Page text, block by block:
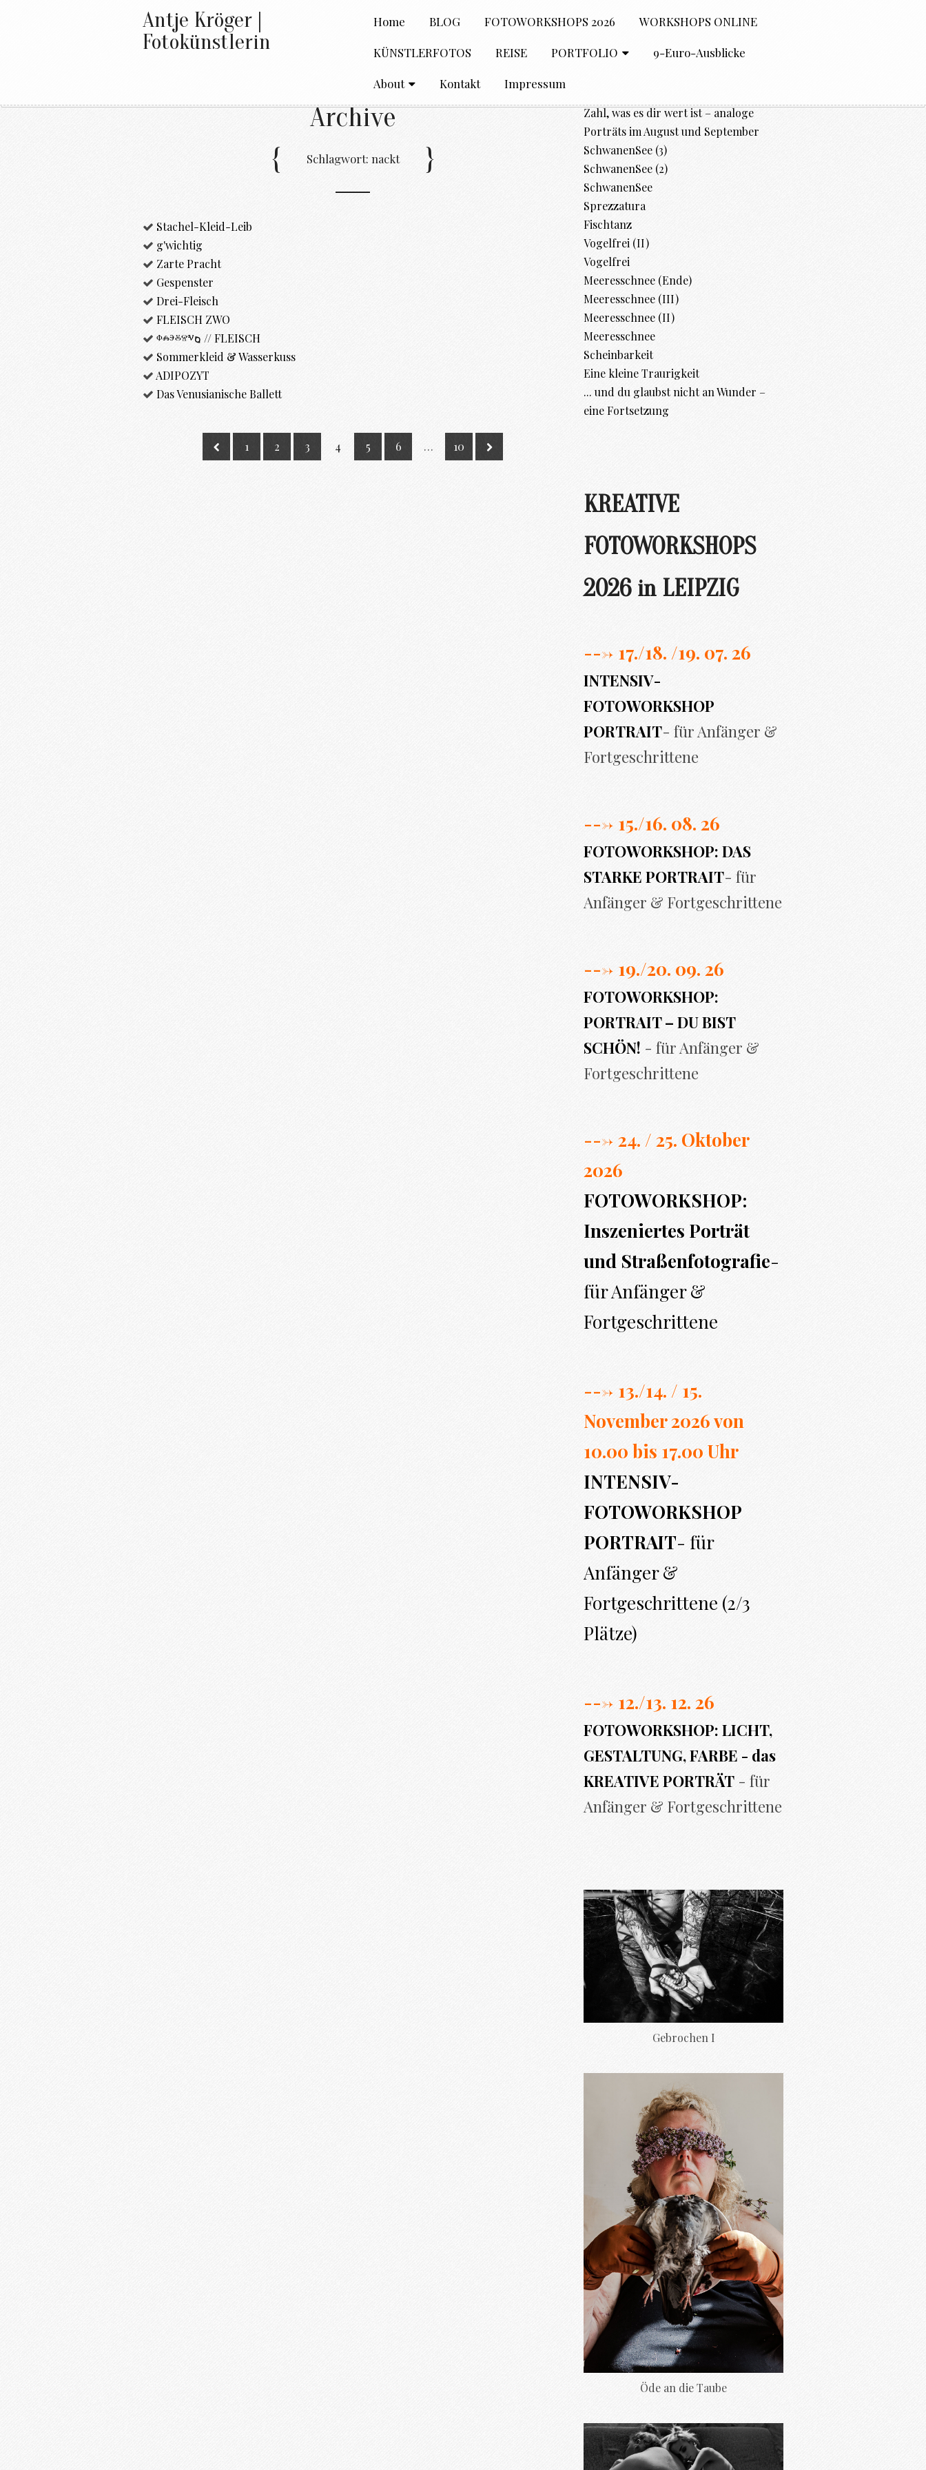
Antje Kröger |
Fotokünstlerin
Home BLOG FOTOWORKSHOPS 2026 WORKSHOPS ONLINE
KÜNSTLERFOTOS REISE PORTFOLIO 9-Euro-Ausblicke
About Kontakt Impressum
Archive
Schlagwort: nackt
Stachel-Kleid-Leib
g'wichtig
Zarte Pracht
Gespenster
Drei-Fleisch
FLEISCH ZWO
ⱇⰾⰵⰻⱄⱌⱒ // FLEISCH
Sommerkleid & Wasserkuss
ADIPOZYT
Das Venusianische Ballett
1 2 3 4 5 6 … 10
Zahl, was es dir wert ist – analoge
Porträts im August und September
SchwanenSee (3)
SchwanenSee (2)
SchwanenSee
Sprezzatura
Fischtanz
Vogelfrei (II)
Vogelfrei
Meeresschnee (Ende)
Meeresschnee (III)
Meeresschnee (II)
Meeresschnee
Scheinbarkeit
Eine kleine Traurigkeit
... und du glaubst nicht an Wunder –
eine Fortsetzung
KREATIVE
FOTOWORKSHOPS
2026 in LEIPZIG
---> 17./18. /19. 07. 26
INTENSIV-
FOTOWORKSHOP
PORTRAIT- für Anfänger &
Fortgeschrittene
---> 15./16. 08. 26
FOTOWORKSHOP: DAS
STARKE PORTRAIT- für
Anfänger & Fortgeschrittene
---> 19./20. 09. 26
FOTOWORKSHOP:
PORTRAIT – DU BIST
SCHÖN! - für Anfänger &
Fortgeschrittene
---> 24. / 25. Oktober
2026
FOTOWORKSHOP:
Inszeniertes Porträt
und Straßenfotografie-
für Anfänger &
Fortgeschrittene
---> 13./14. / 15.
November 2026 von
10.00 bis 17.00 Uhr
INTENSIV-
FOTOWORKSHOP
PORTRAIT- für
Anfänger &
Fortgeschrittene (2/3
Plätze)
---> 12./13. 12. 26
FOTOWORKSHOP: LICHT,
GESTALTUNG, FARBE - das
KREATIVE PORTRÄT - für
Anfänger & Fortgeschrittene
Gebrochen I
Öde an die Taube